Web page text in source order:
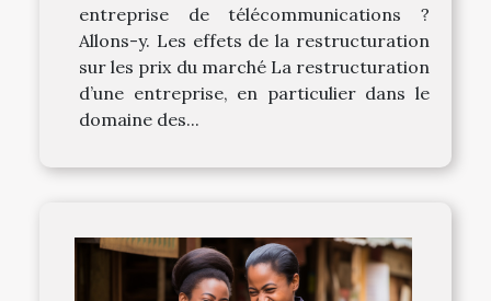
entreprise de télécommunications ?
Allons-y. Les effets de la restructuration
sur les prix du marché La restructuration
d’une entreprise, en particulier dans le
domaine des...